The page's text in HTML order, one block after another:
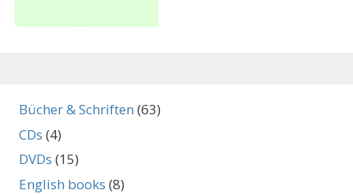
Bücher & Schriften (63)
CDs (4)
DVDs (15)
English books (8)